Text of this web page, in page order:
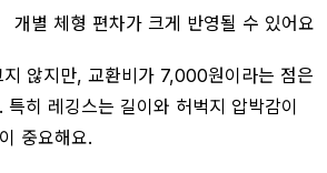
개별 체형 편차가 크게 반영될 수 있어요
않지만, 교환비가 7,000원이라는 점은
특히 레깅스는 길이와 허벅지 압박감이
중요해요.